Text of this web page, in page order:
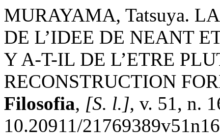
MURAYAMA, Tatsuya.
DE L’IDEE DE NEANT
Y A-T-IL DE L’ETRE
RECONSTRUCTION
Filosofia, [S. l.], v. 51, n.
10.20911/